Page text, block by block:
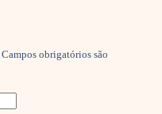
Campos obrigatórios são